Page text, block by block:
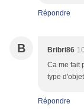
Répondre
B Bribri86
Ca me fait
type
Répondre